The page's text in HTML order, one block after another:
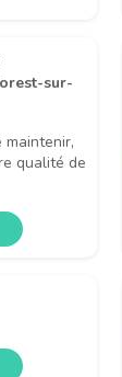
sur-
maintenir,
qualité de